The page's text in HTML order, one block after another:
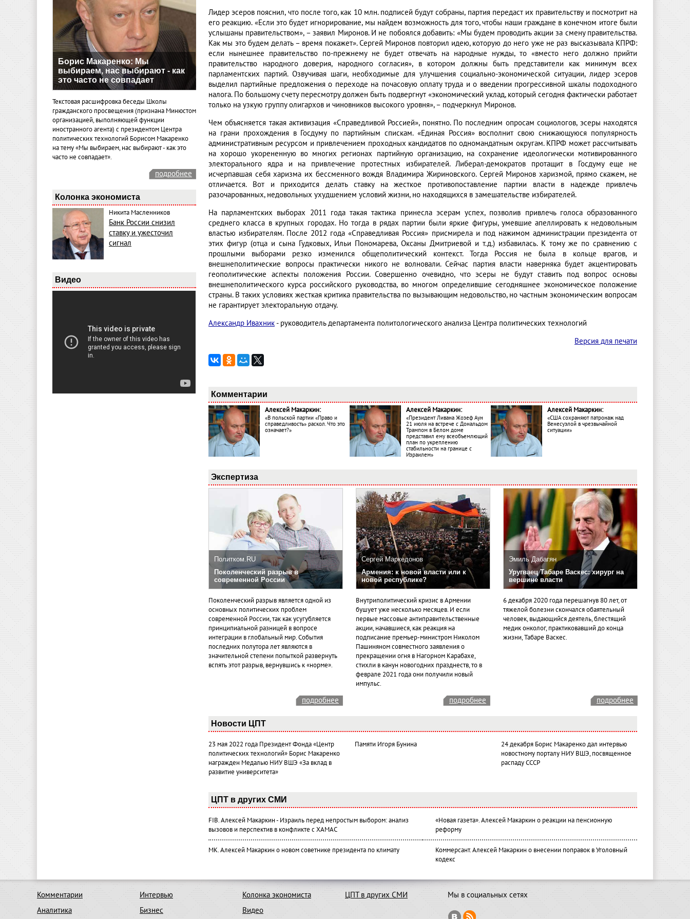
Борис Макаренко: Мы
выбираем, нас выбирают - как
это часто не совпадает
Текстовая расшифровка беседы Школы
гражданского просвещения (признана Минюстом
организацией, выполняющей функции
иностранного агента) с президентом Центра
политических технологий Борисом Макаренко
на тему «Мы выбираем, нас выбирают - как это
часто не совпадает».
подробнее
Колонка экономиста
Никита Масленников
Банк России снизил
ставку и ужесточил
сигнал
Видео
Лидер эсеров пояснил, что после того, как 10 млн. подписей будут собраны, партия передаст их правительству и посмотрит на
его реакцию. «Если это будет игнорирование, мы найдем возможность для того, чтобы наши граждане в конечном итоге были
услышаны правительством», – заявил Миронов. И не побоялся добавить: «Мы будем проводить акции за смену правительства.
Как мы это будем делать – время покажет». Сергей Миронов повторил идею, которую до него уже не раз высказывала КПРФ:
если нынешнее правительство по-прежнему не будет отвечать на народные нужды, то «вместо него должно прийти
правительство народного доверия, народного согласия», в котором должны быть представители как минимум всех
парламентских партий. Озвучивая шаги, необходимые для улучшения социально-экономической ситуации, лидер эсеров
выделил партийные предложения о переходе на почасовую оплату труда и о введении прогрессивной шкалы подоходного
налога. По большому счету пересмотру должен быть подвергнут «экономический уклад, который сегодня фактически работает
только на узкую группу олигархов и чиновников высокого уровня», – подчеркнул Миронов.
Чем объясняется такая активизация «Справедливой Россией», понятно. По последним опросам социологов, эсеры находятся
на грани прохождения в Госдуму по партийным спискам. «Единая Россия» восполнит свою снижающуюся популярность
административным ресурсом и привлечением проходных кандидатов по одномандатным округам. КПРФ может рассчитывать
на хорошо укорененную во многих регионах партийную организацию, на сохранение идеологически мотивированного
электорального ядра и на привлечение протестных избирателей. Либерал-демократов протащит в Госдуму еще не
исчерпавшая себя харизма их бессменного вождя Владимира Жириновского. Сергей Миронов харизмой, прямо скажем, не
отличается. Вот и приходится делать ставку на жесткое противопоставление партии власти в надежде привлечь
разочарованных, недовольных ухудшением условий жизни, но находящихся в замешательстве избирателей.
На парламентских выборах 2011 года такая тактика принесла эсерам успех, позволив привлечь голоса образованного
среднего класса в крупных городах. Но тогда в рядах партии были яркие фигуры, умевшие апеллировать к недовольным
властью избирателям. После 2012 года «Справедливая Россия» присмирела и под нажимом администрации президента от
этих фигур (отца и сына Гудковых, Ильи Пономарева, Оксаны Дмитриевой и т.д.) избавилась. К тому же по сравнению с
прошлыми выборами резко изменился общеполитический контекст. Тогда Россия не была в кольце врагов, и
внешнеполитические вопросы практически никого не волновали. Сейчас партия власти наверняка будет акцентировать
геополитические аспекты положения России. Совершенно очевидно, что эсеры не будут ставить под вопрос основы
внешнеполитического курса российского руководства, во многом определившие сегодняшнее экономическое положение
страны. В таких условиях жесткая критика правительства по вызывающим недовольство, но частным экономическим вопросам
не гарантирует электоральную отдачу.
Александр Ивахник- руководитель департамента политологического анализа Центра политических технологий
Версия для печати
Комментарии
Алексей Макаркин:
«В польской партии «Право и
справедливость» раскол. Что это
означает?»
Алексей Макаркин:
«Президент Ливана Жозеф Аун
21 июля на встрече с Дональдом
Трампом в Белом доме
представил ему всеобъемлющий
план по укреплению
стабильности на границе с
Израилем»
Алексей Макаркин:
«США сохраняют патронаж над
Венесуэлой в чрезвычайной
ситуации»
Экспертиза
Политком.RU
Поколенческий разрыв в
современной России
Поколенческий разрыв является одной из
основных политических проблем
современной России, так как усугубляется
принципиальной разницей в вопросе
интеграции в глобальный мир. События
последних полутора лет являются в
значительной степени попыткой развернуть
вспять этот разрыв, вернувшись к «норме».
Сергей Маркедонов
Армения: к новой власти или к
новой республике?
Внутриполитический кризис в Армении
бушует уже несколько месяцев. И если
первые массовые антиправительственные
акции, начавшиеся, как реакция на
подписание премьер-министром Николом
Пашиняном совместного заявления о
прекращении огня в Нагорном Карабахе,
стихли в канун новогодних празднеств, то в
феврале 2021 года они получили новый
импульс.
Эмиль Дабагян
Уругваец Табаре Васкес: хирург на
вершине власти
6 декабря 2020 года перешагнув 80 лет, от
тяжелой болезни скончался обаятельный
человек, выдающийся деятель, блестящий
медик онколог, практиковавший до конца
жизни, Табаре Васкес.
подробнее подробнее подробнее
Новости ЦПТ
23 мая 2022 года Президент Фонда «Центр
политических технологий» Борис Макаренко
награжден Медалью НИУ ВШЭ «За вклад в
развитие университета»
Памяти Игоря Бунина
24 декабря Борис Макаренко дал интервью
новостному порталу НИУ ВШЭ, посвященное
распаду СССР
ЦПТ в других СМИ
FIB. Алексей Макаркин - Израиль перед непростым выбором: анализ
вызовов и перспектив в конфликте с ХАМАС
«Новая газета». Алексей Макаркин о реакции на пенсионную
реформу
МК. Алексей Макаркин о новом советнике президента по климату
Коммерсант. Алексей Макаркин о внесении поправок в Уголовный
кодекс
Комментарии
Аналитика
Интервью
Бизнес
Колонка экономиста
Видео
ЦПТ в других СМИ Мы в социальных сетях